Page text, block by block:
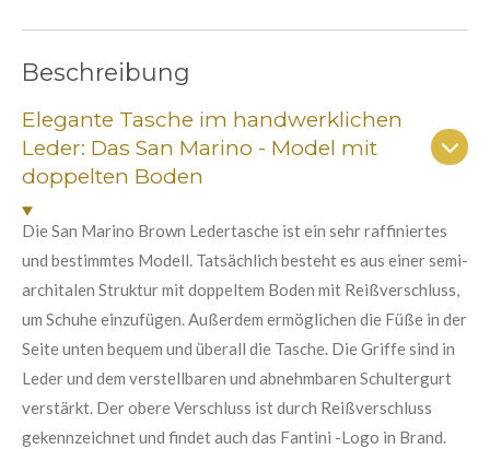
e
r
u
n
g
:
5
S
t
e
r
n
e
e
r
n
r
n
e
r
n
e
r
n
e
r
n
e
a
s
e
n
Beschreibung
Elegante Tasche im handwerklichen
Leder: Das San Marino - Model mit
doppelten Boden
Die San Marino Brown Ledertasche ist ein sehr raffiniertes
und bestimmtes Modell. Tatsächlich besteht es aus einer semi-
architalen Struktur mit doppeltem Boden mit Reißverschluss,
um Schuhe einzufügen. Außerdem ermöglichen die Füße in der
Seite unten bequem und überall die Tasche. Die Griffe sind in
Leder und dem verstellbaren und abnehmbaren Schultergurt
verstärkt. Der obere Verschluss ist durch Reißverschluss
gekennzeichnet und findet auch das Fantini -Logo in Brand.